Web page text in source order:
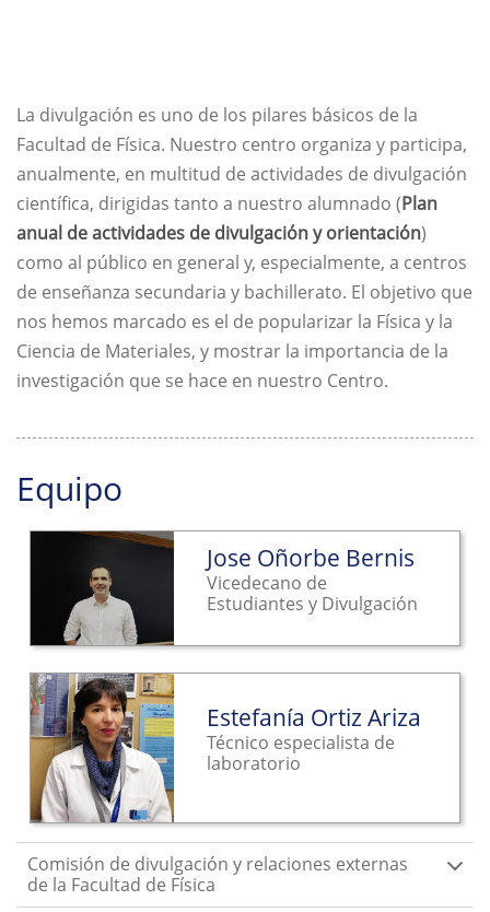
La divulgación es uno de los pilares básicos de la
Facultad de Física. Nuestro centro organiza y participa,
anualmente, en multitud de actividades de divulgación
científica, dirigidas tanto a nuestro alumnado (Plan
anual de actividades de divulgación y orientación)
como al público en general y, especialmente, a centros
de enseñanza secundaria y bachillerato. El objetivo que
nos hemos marcado es el de popularizar la Física y la
Ciencia de Materiales, y mostrar la importancia de la
investigación que se hace en nuestro Centro.
Equipo
Jose Oñorbe Bernis
Vicedecano de
Estudiantes y Divulgación
Estefanía Ortiz Ariza
Técnico especialista de
laboratorio
Comisión de divulgación y relaciones externas
de la Facultad de Física